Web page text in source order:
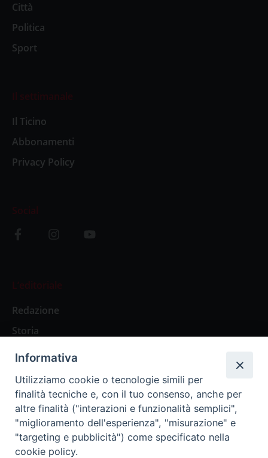
Città
Politica
Sport
Il settimanale
Il Ticino
Abbonamenti
Privacy Policy
Social
L’editoriale
Redazione
Storia
Abbonamenti
Abbonamento Annuale Digitale
Abbonamento Annuale Cartaceo
Abbonamento Singola Copia Digitale
Informativa
Utilizziamo cookie o tecnologie simili per
finalità tecniche e, con il tuo consenso, anche per
altre finalità ("interazioni e funzionalità semplici",
"miglioramento dell'esperienza", "misurazione" e
"targeting e pubblicità") come specificato nella
cookie policy.